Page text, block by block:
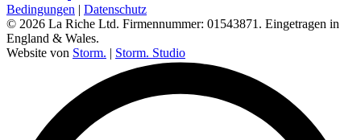
Bedingungen | Datenschutz
© 2026 La Riche Ltd. Firmennummer: 01543871. Eingetragen in
England & Wales.
Website von Storm. | Storm. Studio